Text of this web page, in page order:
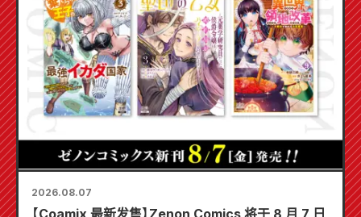
2026.08.07
【Coamix 最新发售】Zenon Comics 将于 8 月 7 日